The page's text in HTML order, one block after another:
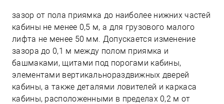
зазор от пола приямка до наиболее нижних частей
кабины не менее 0,5 м, а для грузового малого
лифта не менее 50 мм. Допускается изменение
зазора до 0,1 м между полом приямка и
башмаками, щитами под порогами кабины,
элементами вертикальнораздвижных дверей
кабины, а также деталями ловителей и каркаса
кабины, расположенными в пределах 0,2 м от